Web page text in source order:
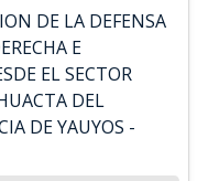
DE LA DEFENSA
E
EL SECTOR
DEL
DE YAUYOS -